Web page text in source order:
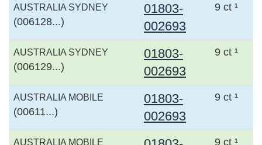
AUSTRALIA SYDNEY
(006128...)
01803-
002693
9 ct ¹
AUSTRALIA SYDNEY
(006129...)
01803-
002693
9 ct ¹
AUSTRALIA MOBILE
(00611...)
01803-
002693
9 ct ¹
AUSTRALIA MOBILE 9 ct ¹